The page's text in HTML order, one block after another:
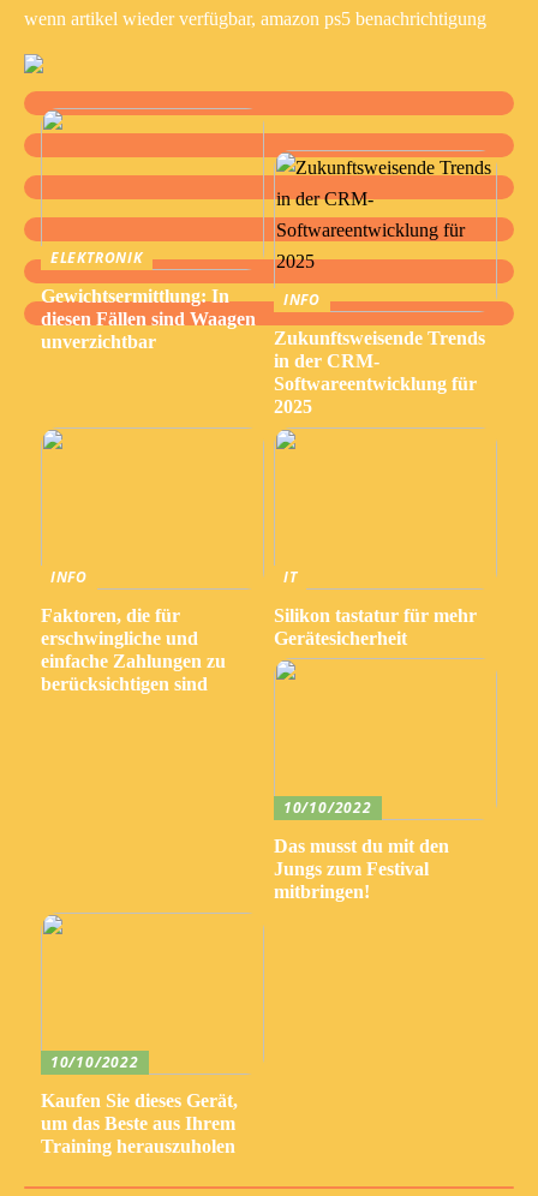
wenn artikel wieder verfügbar, amazon ps5 benachrichtigung
ELEKTRONIK
Gewichtsermittlung: In
diesen Fällen sind Waagen
unverzichtbar
INFO
Zukunftsweisende Trends
in der CRM-
Softwareentwicklung für
2025
INFO
Faktoren, die für
erschwingliche und
einfache Zahlungen zu
berücksichtigen sind
IT
Silikon tastatur für mehr
Gerätesicherheit
10/10/2022
Das musst du mit den
Jungs zum Festival
mitbringen!
10/10/2022
Kaufen Sie dieses Gerät,
um das Beste aus Ihrem
Training herauszuholen